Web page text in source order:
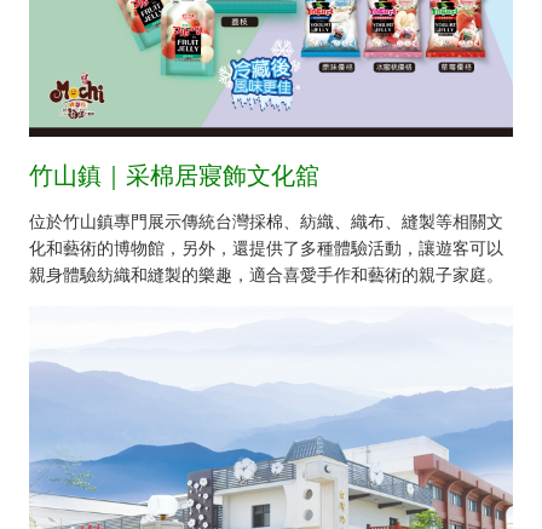
竹山鎮｜采棉居寢飾文化舘
位於竹山鎮專門展示傳統台灣採棉、紡織、織布、縫製等相關文
化和藝術的博物館，另外，還提供了多種體驗活動，讓遊客可以
親身體驗紡織和縫製的樂趣，適合喜愛手作和藝術的親子家庭。